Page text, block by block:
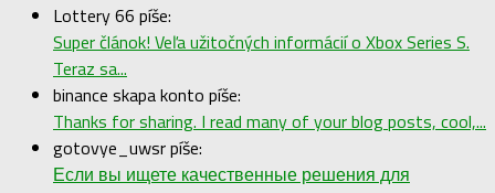
Lottery 66 píše:
Super článok! Veľa užitočných informácií o Xbox Series S.
Teraz sa...
binance skapa konto píše:
Thanks for sharing. I read many of your blog posts, cool,...
gotovye_uwsr píše:
Если вы ищете качественные решения для